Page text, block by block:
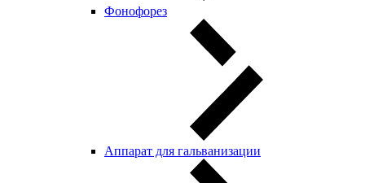
Фонофорез
Аппарат для гальванизации